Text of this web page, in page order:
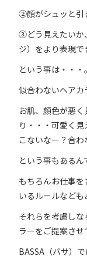
②顔がシュッと引
③どう見えたいか
ジ）をより表現で
という事は・・・。
似合わないヘアカ
お肌、顔色が悪
り・・・可愛く
こないなー？合わ
という事もあるん
もちろんお仕事
いるルールなども
それらを考慮し
ラーをご提案させ
BASSA（バサ）